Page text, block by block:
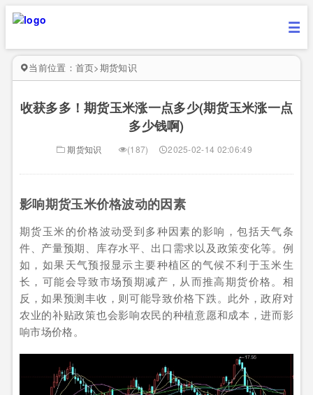
当前位置： 首页>期货知识
收获多多！期货玉米涨一点多少(期货玉米涨一点
多少钱啊)
期货知识 (187) 2025-02-14 02:06:49
影响期货玉米价格波动的因素
期货玉米的价格波动受到多种因素的影响，包括天气条
件、产量预期、库存水平、出口需求以及政策变化等。例
如，如果天气预报显示主要种植区的气候不利于玉米生
长，可能会导致市场预期减产，从而推高期货价格。相
反，如果预测丰收，则可能导致价格下跌。此外，政府对
农业的补贴政策也会影响农民的种植意愿和成本，进而影
响市场价格。